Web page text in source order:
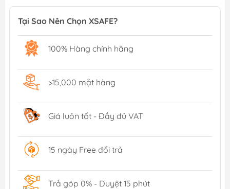
Tại Sao Nên Chọn XSAFE?
100% Hàng chính hãng
>15,000 mặt hàng
Giá luôn tốt - Đầy đủ VAT
15 ngày Free đổi trả
Trả góp 0% - Duyệt 15 phút